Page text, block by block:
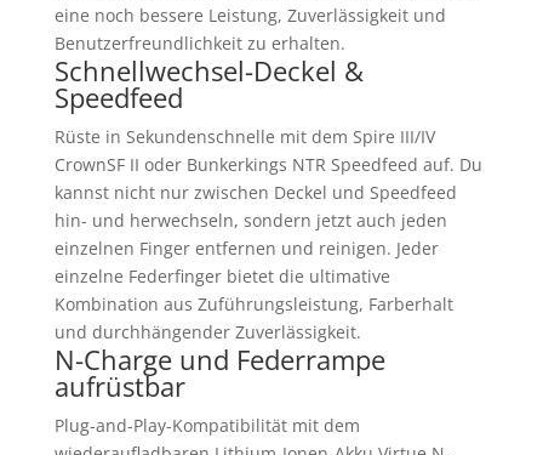
eine noch bessere Leistung, Zuverlässigkeit und
Benutzerfreundlichkeit zu erhalten.
Schnellwechsel-Deckel &
Speedfeed
Rüste in Sekundenschnelle mit dem Spire III/IV
CrownSF II oder Bunkerkings NTR Speedfeed auf. Du
kannst nicht nur zwischen Deckel und Speedfeed
hin- und herwechseln, sondern jetzt auch jeden
einzelnen Finger entfernen und reinigen. Jeder
einzelne Federfinger bietet die ultimative
Kombination aus Zuführungsleistung, Farberhalt
und durchhängender Zuverlässigkeit.
N-Charge und Federrampe
aufrüstbar
Plug-and-Play-Kompatibilität mit dem